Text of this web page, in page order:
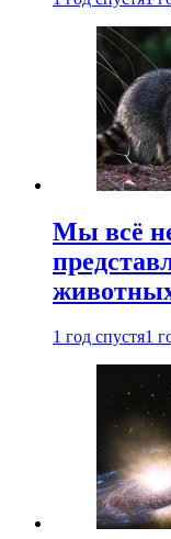
Мы всё
1 год спустя1